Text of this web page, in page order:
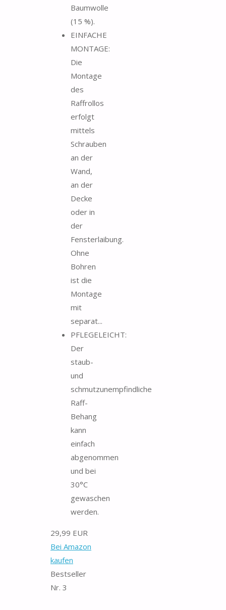
Baumwolle
(15 %).
EINFACHE
MONTAGE:
Die
Montage
des
Raffrollos
erfolgt
mittels
Schrauben
an der
Wand,
an der
Decke
oder in
der
Fensterlaibung.
Ohne
Bohren
ist die
Montage
mit
separat...
PFLEGELEICHT:
Der
staub-
und
schmutzunempfindliche
Raff-
Behang
kann
einfach
abgenommen
und bei
30°C
gewaschen
werden.
29,99 EUR
Bei Amazon
kaufen
Bestseller
Nr. 3